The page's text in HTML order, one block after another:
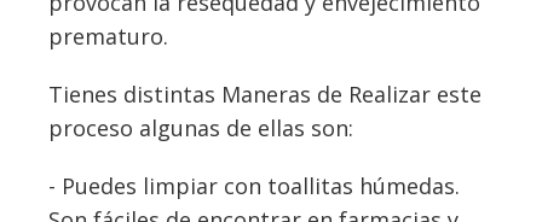
prematuro.
Tienes distintas Maneras de Realizar este
proceso algunas de ellas son:
- Puedes limpiar con toallitas húmedas.